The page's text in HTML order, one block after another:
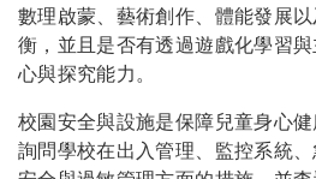
數理啟蒙、藝術創作、體能發展
衡，並且是否有透過遊戲化學習
心與探究能力。
校園安全與設施是保障兒童身心
詢問學校在出入管理、監控系統